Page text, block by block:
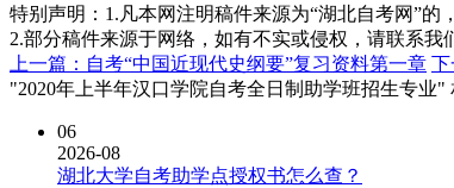
特别声明：1.凡本网注明稿件来源为“湖北自考网”的
2.部分稿件来源于网络，如有不实或侵权，请联系
上一篇：自考“中国近现代史纲要”复习资料第一章 下
"2020年上半年汉口学院自考全日制助学班招生专业"
06
2026-08
湖北大学自考助学点授权书怎么查？